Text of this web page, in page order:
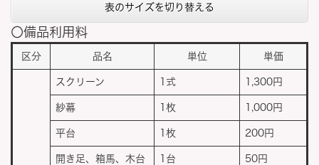
表のサイズを切り替える
〇備品利用料
区分 品名 単位 単価
スクリーン 1式 1,300円
紗幕 1枚 1,000円
平台 1枚 200円
開き足、箱馬、木台 1台 50円